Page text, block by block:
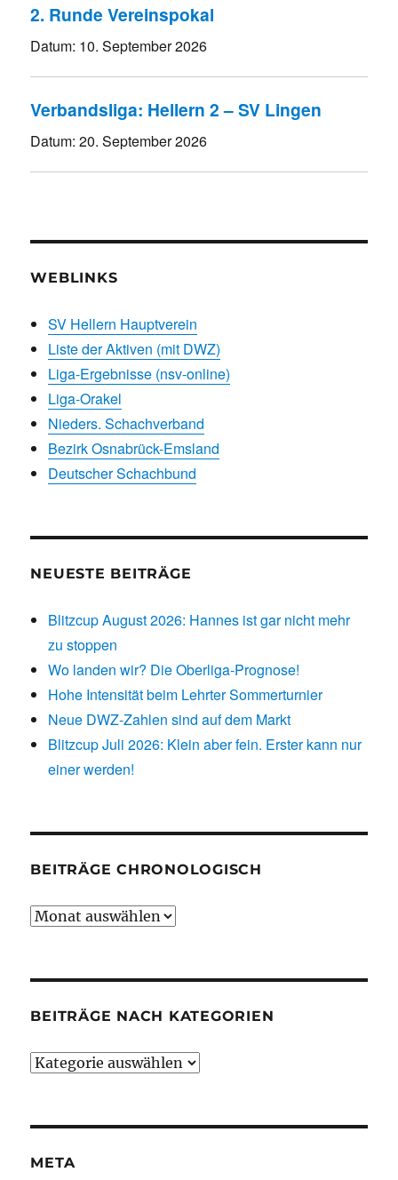
2. Runde Vereinspokal
Datum: 10. September 2026
Verbandsliga: Hellern 2 – SV Lingen
Datum:20. September 2026
WEBLINKS
SV Hellern Hauptverein
Liste der Aktiven (mit DWZ)
Liga-Ergebnisse (nsv-online)
Liga-Orakel
Nieders. Schachverband
Bezirk Osnabrück-Emsland
Deutscher Schachbund
NEUESTE BEITRÄGE
Blitzcup August 2026: Hannes ist gar nicht mehr
zu stoppen
Wo landen wir? Die Oberliga-Prognose!
Hohe Intensität beim Lehrter Sommerturnier
Neue DWZ-Zahlen sind auf dem Markt
Blitzcup Juli 2026: Klein aber fein. Erster kann nur
einer werden!
BEITRÄGE CHRONOLOGISCH
Beiträge
BEITRÄGE NACH KATEGORIEN
Beiträge
META